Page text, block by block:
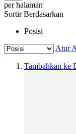
per halaman
Sortir Berdasarkan
Posisi
Atur
Tambahkan ke